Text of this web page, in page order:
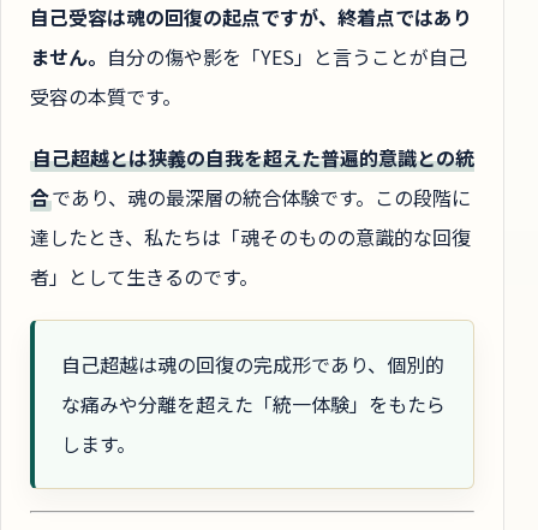
自己受容は魂の回復の起点ですが、終着点ではあり
ません。 自分の傷や影を「YES」と言うことが自己
受容の本質です。
自己超越とは狭義の自我を超えた普遍的意識との統
合であり、魂の最深層の統合体験です。この段階に
達したとき、私たちは「魂そのものの意識的な回復
者」として生きるのです。
自己超越は魂の回復の完成形であり、個別的
な痛みや分離を超えた「統一体験」をもたら
します。